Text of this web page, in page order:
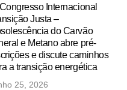
Internacional
Justa –
do Carvão
e Metano abre pré-
e discute caminhos
a transição energética
25, 2026